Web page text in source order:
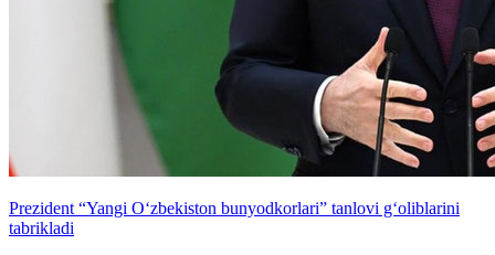
Prezident “Yangi O‘zbekiston bunyodkorlari” tanlovi g‘oliblarini
tabrikladi